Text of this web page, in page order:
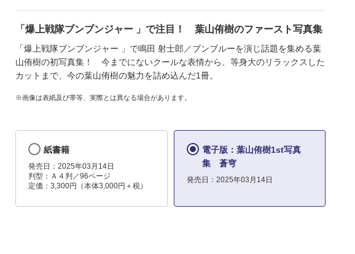
「爆上戦隊ブンブンジャー 」で注目！ 葉山侑樹のファースト写真集
「爆上戦隊ブンブンジャー 」で鳴田 射士郎／ブンブルーを演じ話題を集める葉
山侑樹の初写真集！ 今までにないクールな表情から、等身大のリラックスした
カットまで、今の葉山侑樹の魅力を詰め込んだ1冊。
※画像は表紙及び帯等、実際とは異なる場合があります。
紙書籍
発売日：2025年03月14日
判型：Ａ４判／96ページ
定価：3,300円（本体3,000円＋税）
電子版：葉山侑樹1st写真
集 蒼穹
発売日：2025年03月14日